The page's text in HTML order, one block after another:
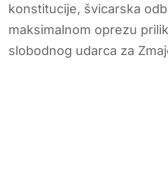
konstitucije, švicarska
maksimalnom oprezu
slobodnog udarca za